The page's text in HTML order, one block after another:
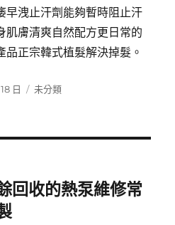
早洩止汗劑能夠暫時阻止汗
肌膚清爽自然配方更日常的
品正宗韓式植髮解決掉髮。
日
分
未分類
回收的熱泵維修常